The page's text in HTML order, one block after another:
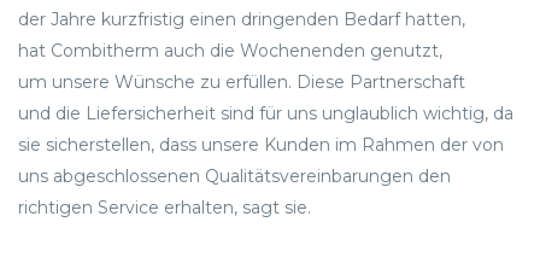
der Jahre kurzfristig einen dringenden Bedarf hatten,
hat Combitherm auch die Wochenenden genutzt,
um unsere Wünsche zu erfüllen. Diese Partnerschaft
und die Liefersicherheit sind für uns unglaublich wichtig, da
sie sicherstellen, dass unsere Kunden im Rahmen der von
uns abgeschlossenen Qualitätsvereinbarungen den
richtigen Service erhalten, sagt sie.